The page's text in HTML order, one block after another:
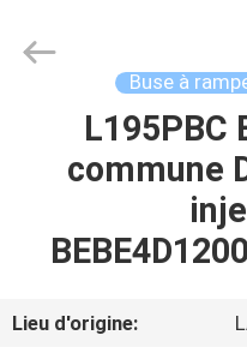
OTTO
AUTO
Buse à
L195PBC
commune
Lieu d'origine: